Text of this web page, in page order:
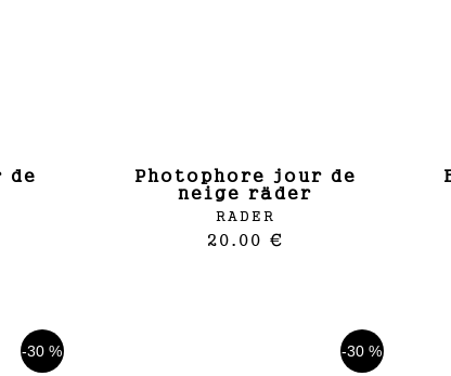
photophore jour de
neige räder
RADER
20.00 €
-30 % -30 %